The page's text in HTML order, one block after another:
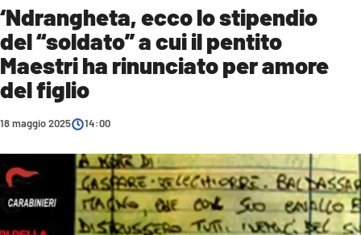
POLITICA
COSENZA CALCIO
ECONOMIA E LAVORO
ITALIA MONDO
SANITÀ
‘Ndrangheta, ecco lo stipendio
del “soldato” a cui il pentito
Maestri ha rinunciato per amore
del figlio
18 maggio 2025 14:00